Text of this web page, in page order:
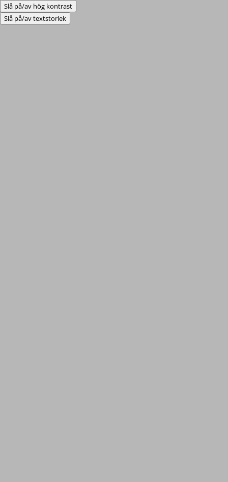
Slå på/av hög kontrast
Slå på/av textstorlek